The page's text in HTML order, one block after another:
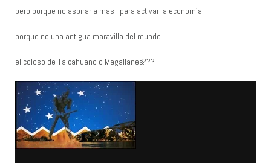
pero porque no aspirar a mas , para activar la economía
porque no una antigua maravilla del mundo
el coloso de Talcahuano o Magallanes???